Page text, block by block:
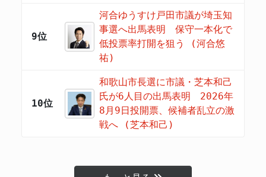
9位
河合ゆうすけ戸田市議が埼玉知
事選へ出馬表明 保守一本化で
低投票率打開を狙う (河合悠
祐)
10位
和歌山市長選に市議・芝本和己
氏が6人目の出馬表明 2026年
8月9日投開票、候補者乱立の激
戦へ (芝本和己)